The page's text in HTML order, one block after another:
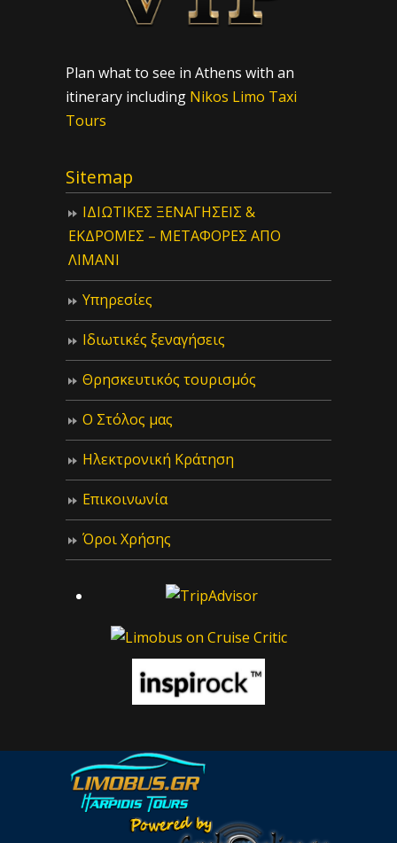
Plan what to see in Athens with an
itinerary including Nikos Limo Taxi
Tours
Sitemap
ΙΔIΩΤΙΚΕΣ ΞΕΝΑΓΗΣΕΙΣ &
ΕΚΔΡΟΜΕΣ – ΜΕΤΑΦΟΡΕΣ ΑΠΟ
ΛΙΜΑΝΙ
Υπηρεσίες
Ιδιωτικές ξεναγήσεις
Θρησκευτικός τουρισμός
Ο Στόλος μας
Ηλεκτρονική Κράτηση
Επικοινωνία
Όροι Χρήσης